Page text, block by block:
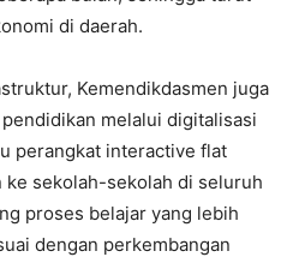
di daerah.
Kemendikdasmen juga
melalui digitalisasi
perangkat interactive flat
sekolah-sekolah di seluruh
proses belajar yang lebih
dengan perkembangan